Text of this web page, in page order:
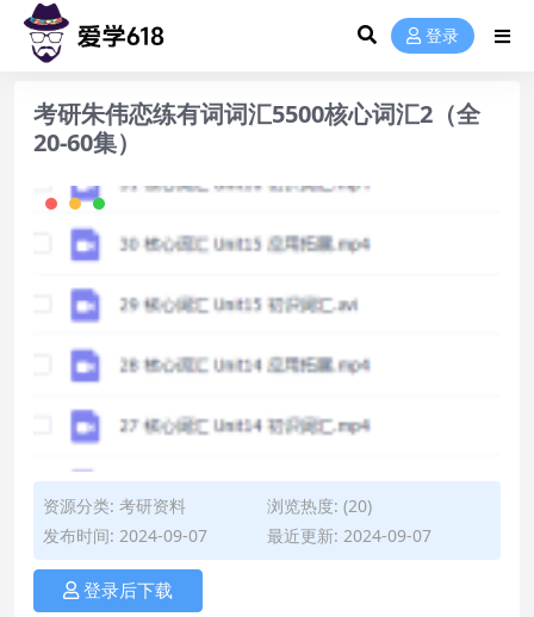
登录
考研朱伟恋练有词词汇5500核心词汇2（全
20-60集）
资源分类: 考研资料
浏览热度: (20)
发布时间: 2024-09-07
最近更新: 2024-09-07
登录后下载